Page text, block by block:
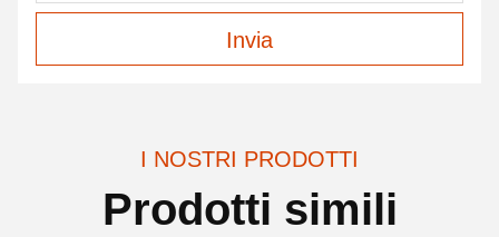
Invia
I NOSTRI PRODOTTI
Prodotti simili